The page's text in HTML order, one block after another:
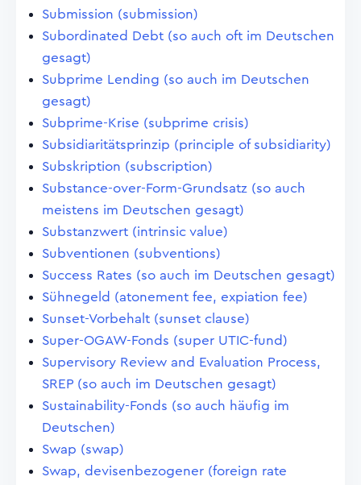
Submission (submission)
Subordinated Debt (so auch oft im Deutschen
gesagt)
Subprime Lending (so auch im Deutschen
gesagt)
Subprime-Krise (subprime crisis)
Subsidiaritätsprinzip (principle of subsidiarity)
Subskription (subscription)
Substance-over-Form-Grundsatz (so auch
meistens im Deutschen gesagt)
Substanzwert (intrinsic value)
Subventionen (subventions)
Success Rates (so auch im Deutschen gesagt)
Sühnegeld (atonement fee, expiation fee)
Sunset-Vorbehalt (sunset clause)
Super-OGAW-Fonds (super UTIC-fund)
Supervisory Review and Evaluation Process,
SREP (so auch im Deutschen gesagt)
Sustainability-Fonds (so auch häufig im
Deutschen)
Swap (swap)
Swap, devisenbezogener (foreign rate